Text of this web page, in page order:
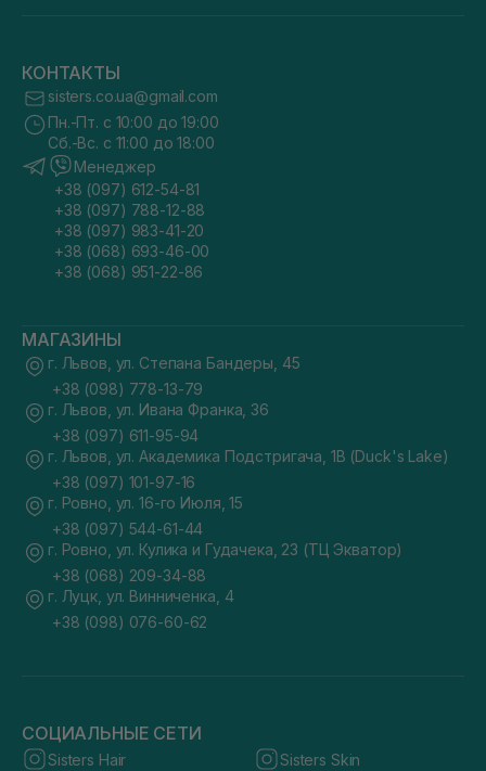
КОНТАКТЫ
sisters.co.ua@gmail.com
Пн.-Пт. с 10:00 до 19:00
Сб.-Вс. с 11:00 до 18:00
Менеджер
+38 (097) 612-54-81
+38 (097) 788-12-88
+38 (097) 983-41-20
+38 (068) 693-46-00
+38 (068) 951-22-86
МАГАЗИНЫ
г. Львов, ул. Степана Бандеры, 45
+38 (098) 778-13-79
г. Львов, ул. Ивана Франка, 36
+38 (097) 611-95-94
г. Львов, ул. Академика Подстригача, 1В (Duck's Lake)
+38 (097) 101-97-16
г. Ровно, ул. 16-го Июля, 15
+38 (097) 544-61-44
г. Ровно, ул. Кулика и Гудачека, 23 (ТЦ Экватор)
+38 (068) 209-34-88
г. Луцк, ул. Винниченка, 4
+38 (098) 076-60-62
СОЦИАЛЬНЫЕ СЕТИ
Sisters Hair Sisters Skin